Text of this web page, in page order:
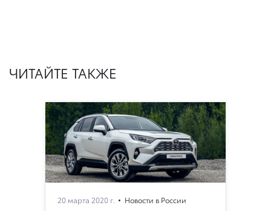
ЧИТАЙТЕ ТАКЖЕ
20 марта 2020 г. Новости в России